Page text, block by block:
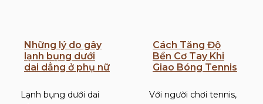
Những lý do gây
lạnh bụng dưới
dai dẳng ở phụ nữ
Lạnh bụng dưới dai
Cách Tăng Độ
Bền Cơ Tay Khi
Giao Bóng Tennis
Với người chơi tennis,